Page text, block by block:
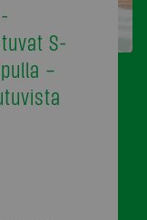
S-
–